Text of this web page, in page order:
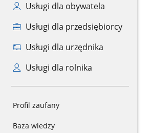
Usługi dla obywatela
Usługi dla przedsiębiorcy
Usługi dla urzędnika
Usługi dla rolnika
Profil zaufany
Baza wiedzy